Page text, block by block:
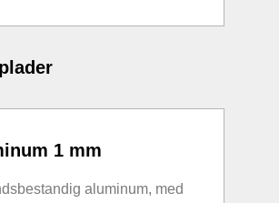
1 mm
aluminum, med